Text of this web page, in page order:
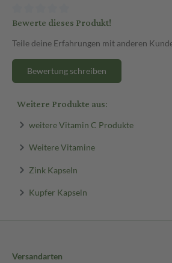
Alcon Laboratories Belgium
2870 Puurs-Sint-Amands, Belgien
E-Mail:
Alcon Gebrauchsanweisungen (eIFU / IFU):
Bewerte dieses Produkt!
Teile deine Erfahrungen mit anderen
Bewertung schreiben
Weitere Produkte aus:
weitere Vitamin C Produkte
Weitere Vitamine
Zink Kapseln
Kupfer Kapseln
Versandarten